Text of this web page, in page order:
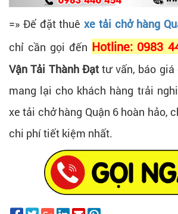
=» Để đặt thuêxe tải chở hàng
chỉ cần gọi đến Hotline: 0983
Vận Tải Thành Đạt tư vấn, báo
mang lại cho khách hàng trải
xe tải chở hàng Quận 6 hoàn hảo,
chi phí tiết kiệm nhất.